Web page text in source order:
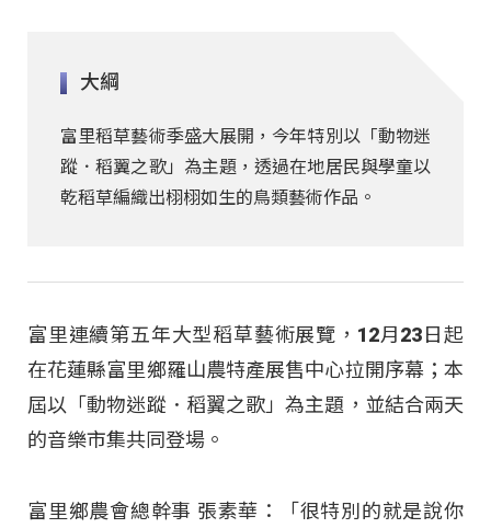
大綱
富里稻草藝術季盛大展開，今年特別以「動物迷
蹤．稻翼之歌」為主題，透過在地居民與學童以
乾稻草編織出栩栩如生的鳥類藝術作品。
富里連續第五年大型稻草藝術展覽，12月23日起
在花蓮縣富里鄉羅山農特產展售中心拉開序幕；本
屆以「動物迷蹤．稻翼之歌」為主題，並結合兩天
的音樂市集共同登場。
富里鄉農會總幹事 張素華：「很特別的就是說你